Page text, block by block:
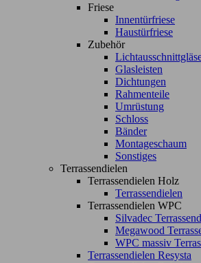
Friese
Innentürfriese
Haustürfriese
Zubehör
Glasleisten
Dichtungen
Rahmenteile
Umrüstung
Schloss
Bänder
Montageschaum
Sonstiges
Terrassendielen
Terrassendielen Holz
Terrassendielen
Terrassendielen WPC
Silvadec
Megawood
WPC massiv
Terrassendielen Resysta